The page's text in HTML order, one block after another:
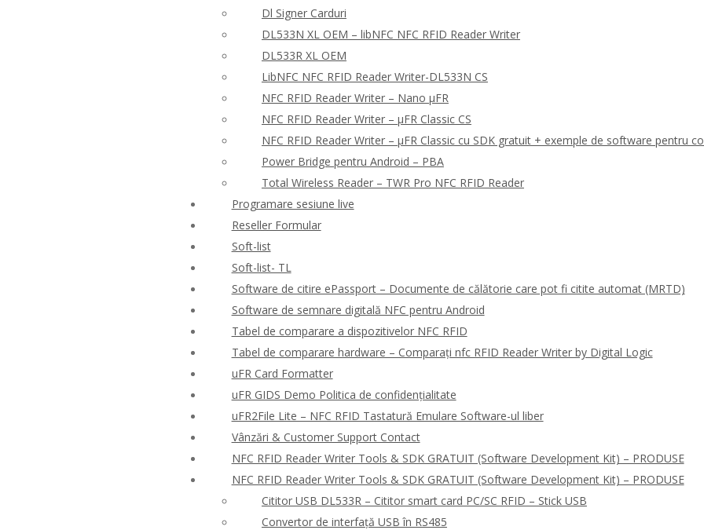
Dl Signer Carduri
DL533N XL OEM – libNFC NFC RFID Reader Writer
DL533R XL OEM
LibNFC NFC RFID Reader Writer-DL533N CS
NFC RFID Reader Writer – Nano μFR
NFC RFID Reader Writer – μFR Classic CS
NFC RFID Reader Writer – μFR Classic cu SDK gratuit + exemple de software pentru
Power Bridge pentru Android – PBA
Total Wireless Reader – TWR Pro NFC RFID Reader
Programare sesiune live
Reseller Formular
Soft-list
Soft-list- TL
Software de citire ePassport – Documente de călătorie care pot fi citite automat (MRTD)
Software de semnare digitală NFC pentru Android
Tabel de comparare a dispozitivelor NFC RFID
Tabel de comparare hardware – Comparați nfc RFID Reader Writer by Digital Logic
uFR Card Formatter
uFR GIDS Demo Politica de confidențialitate
uFR2File Lite – NFC RFID Tastatură Emulare Software-ul liber
Vânzări & Customer Support Contact
NFC RFID Reader Writer Tools & SDK GRATUIT (Software Development Kit) – PRODUSE
NFC RFID Reader Writer Tools & SDK GRATUIT (Software Development Kit) – PRODUSE
Cititor USB DL533R – Cititor smart card PC/SC RFID – Stick USB
Convertor de interfață USB în RS485